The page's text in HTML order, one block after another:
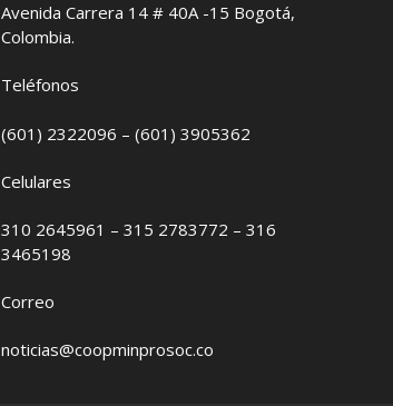
Avenida Carrera 14 # 40A -15 Bogotá,
Colombia.
Teléfonos
(601) 2322096 – (601) 3905362
Celulares
310 2645961 – 315 2783772 – 316
3465198
Correo
noticias@coopminprosoc.co